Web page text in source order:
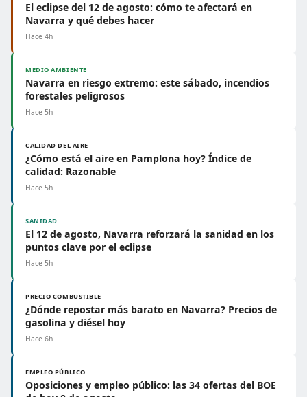
El eclipse del 12 de agosto: cómo te afectará en
Navarra y qué debes hacer
Hace 4h
MEDIO AMBIENTE
Navarra en riesgo extremo: este sábado, incendios
forestales peligrosos
Hace 5h
CALIDAD DEL AIRE
¿Cómo está el aire en Pamplona hoy? Índice de
calidad: Razonable
Hace 5h
SANIDAD
El 12 de agosto, Navarra reforzará la sanidad en los
puntos clave por el eclipse
Hace 5h
PRECIO COMBUSTIBLE
¿Dónde repostar más barato en Navarra? Precios de
gasolina y diésel hoy
Hace 6h
EMPLEO PÚBLICO
Oposiciones y empleo público: las 34 ofertas del BOE